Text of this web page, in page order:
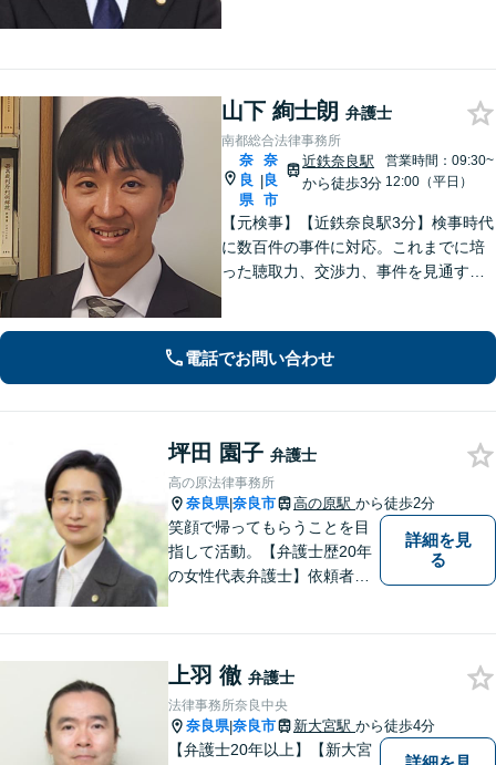
山下 絢士朗 弁護士
南都総合法律事務所
奈
良
県
|
奈
良
市
近鉄奈良駅
から徒歩3分
営業時間：09:30~
12:00（平日）
【元検事】【近鉄奈良駅3分】検事時代
に数百件の事件に対応。これまでに培
った聴取力、交渉力、事件を見通す分
【法テラス利用可】
電話でお問い合わせ
坪田 園子 弁護士
高の原法律事務所
奈良県|奈良市 高の原駅 から徒歩2分
笑顔で帰ってもらうことを目
指して活動。【弁護士歴20年
の女性代表弁護士】依頼者の
お任せください！あなたのお
悩み、とことんお聞きしま
す。
詳細を見
る
上羽 徹 弁護士
法律事務所奈良中央
奈良県|奈良市 新大宮駅 から徒歩4分
【弁護士20年以上】【新大宮